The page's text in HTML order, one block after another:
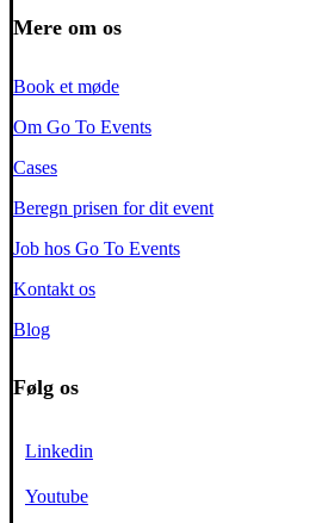
Mere om os
Book et møde
Om Go To Events
Cases
Beregn prisen for dit event
Job hos Go To Events
Kontakt os
Blog
Følg os
Linkedin
Youtube